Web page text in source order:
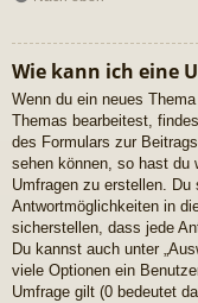
Wie kann ich eine
Wenn du ein neues
Themas bearbeitest,
des Formulars zur
sehen können, so hast du
Umfragen zu erstellen.
Antwortmöglichkeiten in
sicherstellen, dass jede
Du kannst auch unter
viele Optionen ein
Umfrage gilt (0 bedeutet